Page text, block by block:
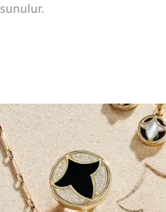
sunulur.